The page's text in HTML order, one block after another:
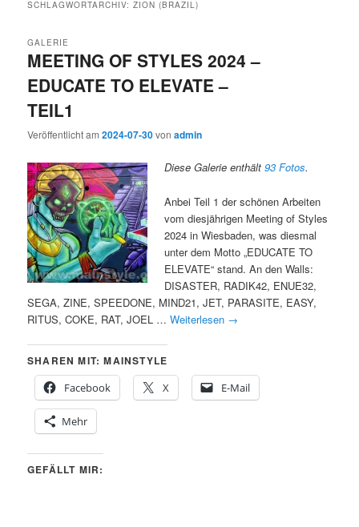
SCHLAGWORTARCHIV:ZION (BRAZIL)
MEETING OF STYLES 2024 –
EDUCATE TO ELEVATE –
TEIL1
GALERIE
Veröffentlicht am2024-07-30vonadmin
Diese Galerie enthält93 Fotos.
Anbei Teil 1 der schönen Arbeiten
vom diesjährigen Meeting of Styles
2024 in Wiesbaden, was diesmal
unter dem Motto „EDUCATE TO
ELEVATE“ stand. An den Walls:
DISASTER, RADIK42, ENUE32,
SEGA, ZINE, SPEEDONE, MIND21, JET, PARASITE, EASY,
RITUS, COKE, RAT, JOEL …Weiterlesen →
SHAREN MIT: MAINSTYLE
Facebook
X E-Mail
Mehr
GEFÄLLT MIR: